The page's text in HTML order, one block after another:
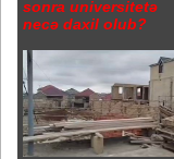
sonra universitetə
necə daxil olub?